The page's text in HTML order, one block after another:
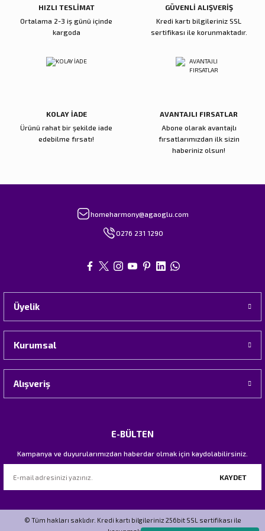
HIZLI TESLİMAT
Ortalama 2-3 iş günü içinde
kargoda
GÜVENLİ ALIŞVERİŞ
Kredi kartı bilgileriniz SSL
sertifikası ile korunmaktadır.
KOLAY İADE
Ürünü rahat bir şekilde iade
edebilme fırsatı!
AVANTAJLI FIRSATLAR
Abone olarak avantajlı
fırsatlarımızdan ilk sizin
haberiniz olsun!
homeharmony@agaoglu.com
0276 231 1290
Üyelik
Kurumsal
Alışveriş
E-BÜLTEN
Kampanya ve duyurularımızdan haberdar olmak için kaydolabilirsiniz.
KAYDET
© Tüm hakları saklıdır. Kredi kartı bilgileriniz 256bit SSL sertifikası ile